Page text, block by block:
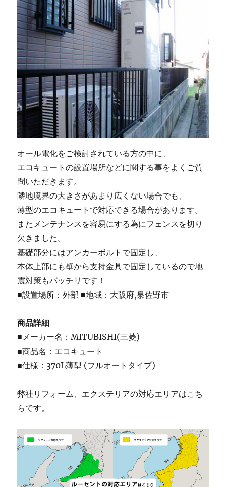
オール電化をご検討されている方の中に、
エコキュートの設置場所などに関する事をよくご質
問いただきます。
隣地境界の大きさがあまり広くない場合でも、
薄型のエコキュートで対応できる場合があります。
またメンテナンスを容易にする為にフェンスを切り
欠きました。
基礎部分にはアンカーボルトで固定し、
本体上部にも壁から支持金具で固定しているので地
震対策もバッチリです！
■設置場所：外部 ■地域：大阪府,泉佐野市
商品詳細
■メーカー名：MITUBISHI(三菱)
■商品名：エコキュート
■仕様：370L薄型 (フルオートタイプ)
弊社リフォーム、エクステリアの対応エリアはこち
らです。